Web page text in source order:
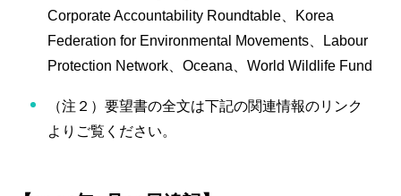
Corporate Accountability Roundtable、Korea
Federation for Environmental Movements、Labour
Protection Network、Oceana、World Wildlife Fund
（注２）要望書の全文は下記の関連情報のリンク
よりご覧ください。